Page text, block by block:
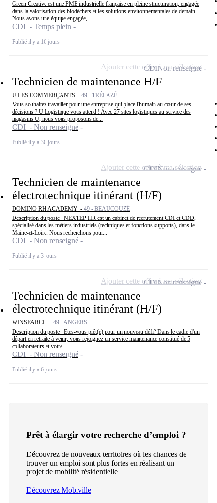
Green Creative est une PME industrielle française en pleine structuration, engagée
dans la valorisation des biodéchets et les solutions environnementales de demain.
Nous avons une équipe engagée,...
CDI - Temps plein
Publié il y a 16 jours
Technicien de maintenance H/F
U LES COMMERÇANTS - 49 - TRÉLAZÉ
Vous souhaitez travailler pour une entreprise qui place l'humain au cœur de ses
décisions ? U Logistique vous attend ! Avec 27 sites logistiques au service des
magasins U, nous vous proposons de...
CDI - Non renseigné
Publié il y a 30 jours
CDINon renseigné
Ajouter cette offre à ma sélection
Technicien de maintenance
électrotechnique itinérant (H/F)
DOMINO RH ACADEMY - 49 - BEAUCOUZÉ
Description du poste : NEXTEP HR est un cabinet de recrutement CDI et CDD,
spécialisé dans les métiers industriels (techniques et fonctions supports), dans le
Maine-et-Loire. Nous recherchons pour...
CDI - Non renseigné
Publié il y a 3 jours
CDINon renseigné
Ajouter cette offre à ma sélection
Technicien de maintenance
électrotechnique itinérant (H/F)
WINSEARCH - 49 - ANGERS
Description du poste : Etes-vous prêt(e) pour un nouveau défi? Dans le cadre d'un
départ en retraite à venir, vous rejoignez un service maintenance constitué de 5
collaborateurs et votre...
CDI - Non renseigné
Publié il y a 6 jours
CDINon renseigné
Ajouter cette offre à ma sélection
Prêt à élargir votre recherche d’emploi ?
Découvrez de nouveaux territoires où les chances de
trouver un emploi sont plus fortes en réalisant un
projet de mobilité résidentielle
Découvrez Mobiville